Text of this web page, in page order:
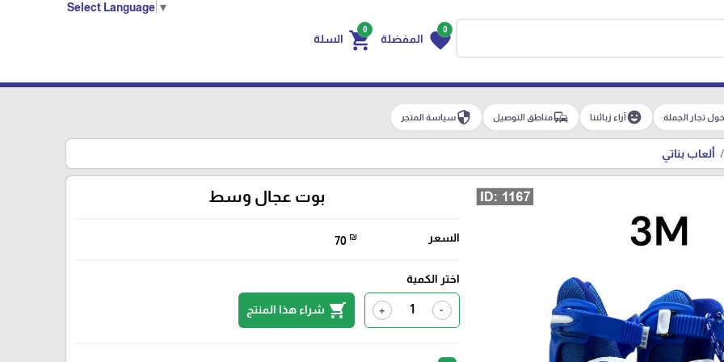
Select Language ▼
0
favorite المفضلة
0
shopping_cart السلة
تجار الجملة emoji_emotionsآراء زبائننا commuteمناطق التوصيل securityسياسة المتجر
ألعاب بناتي
بوت عجال وسط
السعر 70 ₪
اختر الكمية
-
+
shopping_cart شراء هذا المنتج